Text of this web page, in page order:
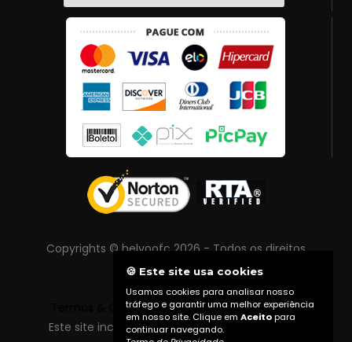
Copyrights © helyoofc 2026 - Todos os direitos
reservados
Termos & Condições |Política de Privacidade
Este site inclui conteúdo protegido por direitos
🍪 Este site usa cookies
Usamos cookies para analisar nosso
tráfego e garantir uma melhor experiência
em nosso site. Clique em Aceitopara
continuar navegando.